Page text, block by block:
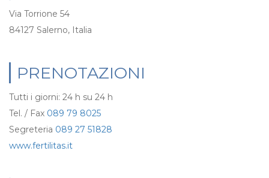
Via Torrione 54
84127 Salerno, Italia
PRENOTAZIONI
Tutti i giorni: 24 h su 24 h
Tel. / Fax 089 79 8025
Segreteria 089 27 51828
www.fertilitas.it